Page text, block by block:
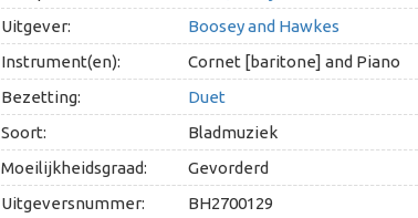
Uitgever:
Boosey and Hawkes
Instrument(en):
Cornet [baritone] and Piano
Bezetting:
Duet
Soort:
Bladmuziek
Moeilijkheidsgraad:
Gevorderd
Uitgeversnummer:
BH2700129